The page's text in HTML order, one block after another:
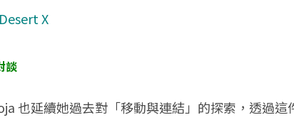
X
談
也延續她過去對「移動與連結」的探索，透過這